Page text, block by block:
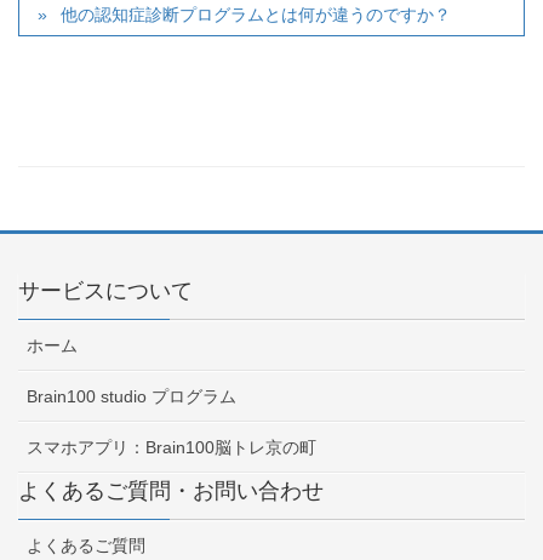
他の認知症診断プログラムとは何が違うのですか？
サービスについて
ホーム
Brain100 studio プログラム
スマホアプリ：Brain100脳トレ京の町
よくあるご質問・お問い合わせ
よくあるご質問